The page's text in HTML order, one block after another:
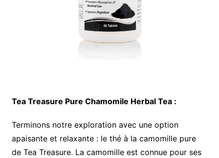
Tea Treasure Pure Chamomile Herbal Tea :
Terminons notre exploration avec une option
apaisante et relaxante : le thé à la camomille pure
de Tea Treasure. La camomille est connue pour ses